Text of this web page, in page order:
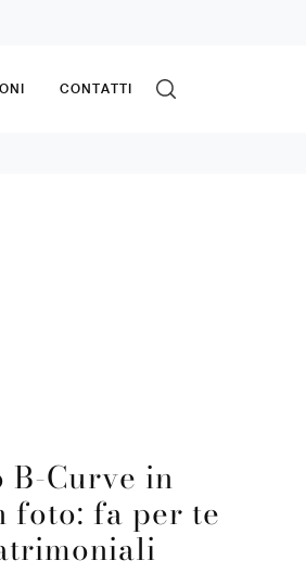
CONTATTI
Curve in
foto: fa per te